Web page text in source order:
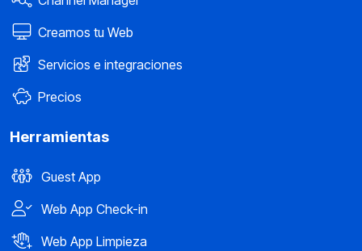
Creamos tu Web
Servicios e integraciones
Precios
Herramientas
Guest App
Web App Check-in
Web App Limpieza